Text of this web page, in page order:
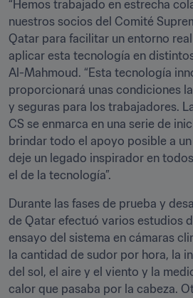
“Hemos trabajado en estrecha
nuestros socios del Comité
Qatar para facilitar un entorno
aplicar esta tecnología en
Al-Mahmoud. “Esta tecnología
proporcionará unas condiciones
y seguras para los trabajadores.
CS se enmarca en una serie de
brindar todo el apoyo posible a
deje un legado inspirador en
el de la tecnología”.
Durante las fases de prueba y
de Qatar efectuó varios estudios
ensayo del sistema en cámaras
la cantidad de sudor por hora, la
del sol, el aire y el viento y la
calor que pasaba por la cabeza.